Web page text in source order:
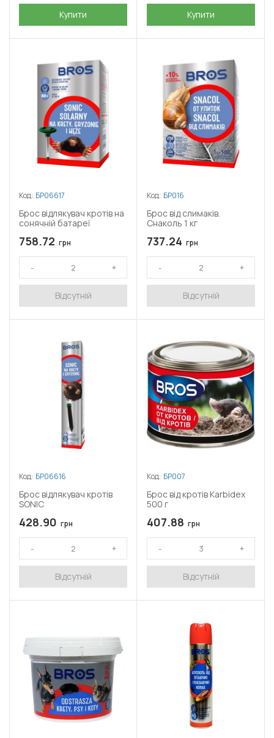
Купити Купити
Код: БР06617
Брос відлякувач кротів на
сонячній батареї
758.72 грн
Відсутній
Код: БР016
Брос від слимаків.
Снаколь 1 кг
737.24 грн
Відсутній
Код: БР06616
Брос відлякувач кротів
SONIC
428.90 грн
Відсутній
Код: БР007
Брос від кротів Karbidex
500 г
407.88 грн
Відсутній